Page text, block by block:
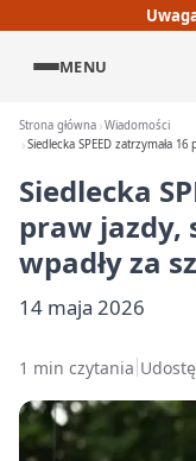
MENU
Strona główna Wiadomości
Siedlecka SPEED zatrzymała
Siedlecka
praw jazdy,
wpadły za
14 maja 2026
1 min czytania